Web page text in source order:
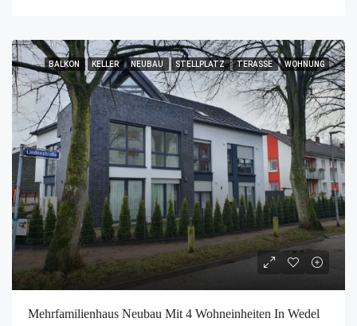
BALKON KELLER NEUBAU STELLPLATZ TERASSE WOHNUNG
Mehrfamilienhaus Neubau Mit 4 Wohneinheiten In Wedel